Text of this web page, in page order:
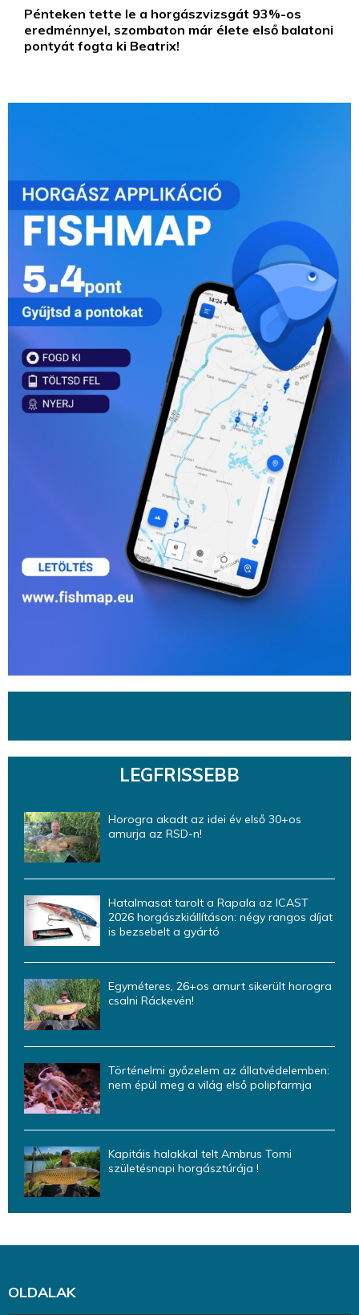
Pénteken tette le a horgászvizsgát 93%-os
eredménnyel, szombaton már élete első balatoni
pontyát fogta ki Beatrix!
LEGFRISSEBB
Horogra akadt az idei év első 30+os
amurja az RSD-n!
Hatalmasat tarolt a Rapala az ICAST
2026 horgászkiállításon: négy rangos díjat
is bezsebelt a gyártó
Egyméteres, 26+os amurt sikerült horogra
csalni Ráckevén!
Történelmi győzelem az állatvédelemben:
nem épül meg a világ első polipfarmja
Kapitáis halakkal telt Ambrus Tomi
születésnapi horgásztúrája !
OLDALAK